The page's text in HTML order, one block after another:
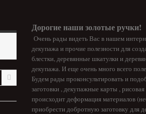
Дорогие наши золотые ручки!
Очень рады видеть Вас в нашем
декупажа и прочие полезности для
блестки,деревянные шкатулкии
декупажа. И еще очень много всего
Будем рады проконсультировать и
заготовки ,декупажные карты ,рисовая
происходит деформация материалов
приобрести добротную заготовку для